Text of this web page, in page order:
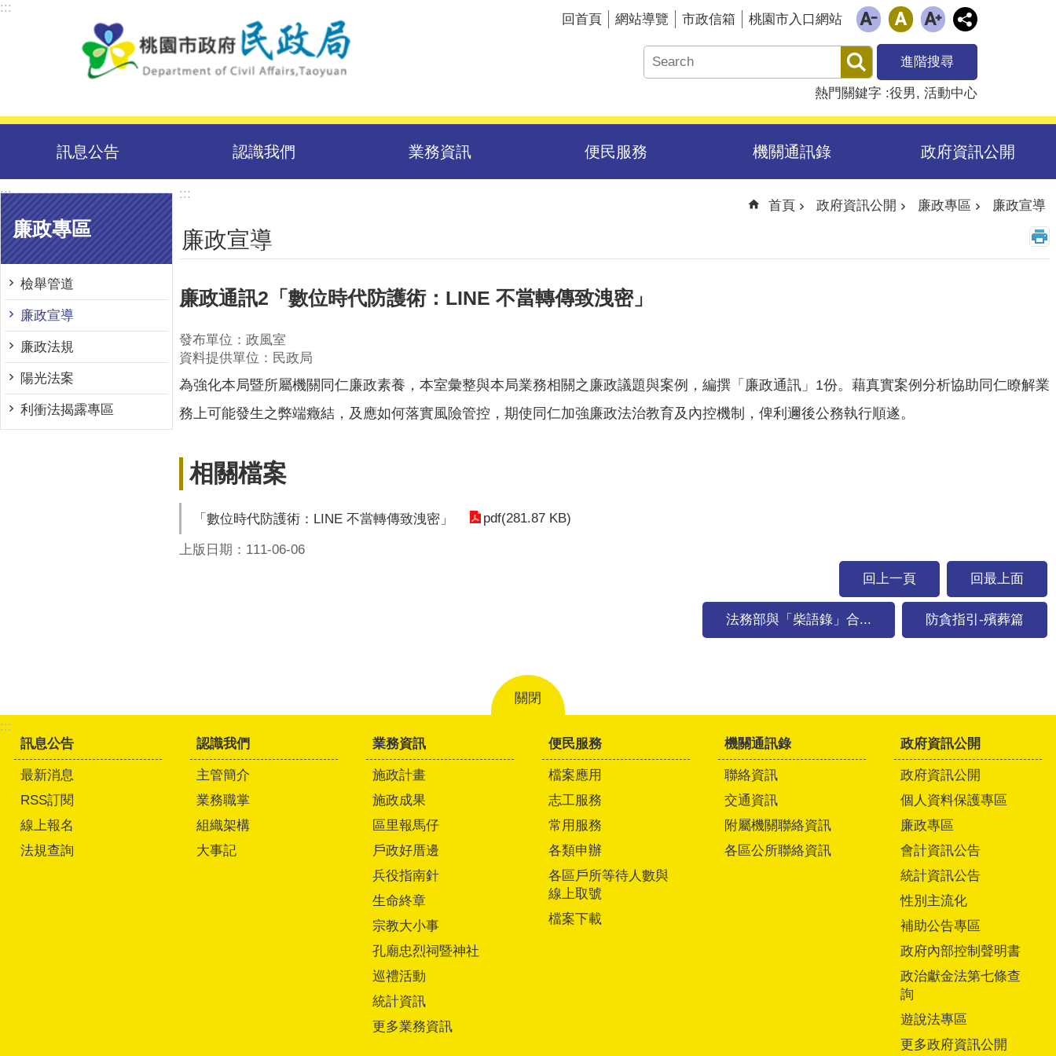
跳到主要內容區塊
:::
回首頁 網站導覽 市政信箱 桃園市入口網站
進階搜尋
熱門關鍵字 役男 活動中心
訊息公告 認識我們 業務資訊 便民服務 機關通訊錄 政府資訊公開
:::
廉政專區
檢舉管道
廉政宣導
廉政法規
陽光法案
利衝法揭露專區
:::
首頁 政府資訊公開 廉政專區 廉政宣導
廉政宣導
廉政通訊2「數位時代防護術：LINE 不當轉傳致洩密」
發布單位：政風室
資料提供單位：民政局
為強化本局暨所屬機關同仁廉政素養，本室彙整與本局業務相關之廉政議題與案例，編撰「廉政通訊」1份。藉真實案例分析協助同仁瞭解業
務上可能發生之弊端癥結，及應如何落實風險管控，期使同仁加強廉政法治教育及內控機制，俾利邇後公務執行順遂。
相關檔案
「數位時代防護術：LINE 不當轉傳致洩密」 pdf(281.87 KB)
上版日期：111-06-06
回上一頁
回最上面
法務部與「柴語錄」合... 防貪指引-殯葬篇
關閉
:::
訊息公告
最新消息
RSS訂閱
線上報名
法規查詢
認識我們
主管簡介
業務職掌
組織架構
大事記
業務資訊
施政計畫
施政成果
區里報馬仔
戶政好厝邊
兵役指南針
生命終章
宗教大小事
孔廟忠烈祠暨神社
巡禮活動
統計資訊
更多業務資訊
便民服務
檔案應用
志工服務
常用服務
各類申辦
各區戶所等待人數與
線上取號
檔案下載
機關通訊錄
聯絡資訊
交通資訊
附屬機關聯絡資訊
各區公所聯絡資訊
政府資訊公開
政府資訊公開
個人資料保護專區
廉政專區
會計資訊公告
統計資訊公告
性別主流化
補助公告專區
政府內部控制聲明書
政治獻金法第七條查
詢
遊說法專區
更多政府資訊公開